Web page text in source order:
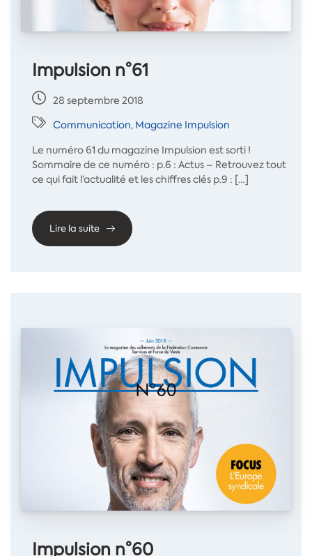
Impulsion n°61
28 septembre 2018
Communication, Magazine Impulsion
Le numéro 61 du magazine Impulsion est sorti !
Sommaire de ce numéro : p.6 : Actus – Retrouvez tout
ce qui fait l’actualité et les chiffres clés p.9 : […]
Lire la suite
Impulsion n°60